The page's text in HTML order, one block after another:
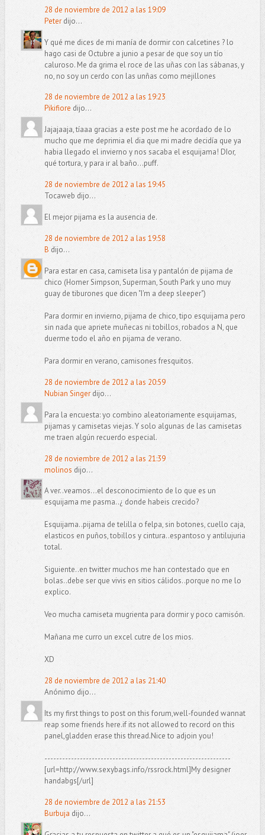
28 de noviembre de 2012 a las 19:09
Peterdijo...
Y qué me dices de mi manía de dormir con calcetines ? lo
hago casi de Octubre a junio a pesar de que soy un tío
caluroso. Me da grima el roce de las uñas con las sábanas, y
no, no soy un cerdo con las unñas como mejillones
28 de noviembre de 2012 a las 19:23
Pikifiore dijo...
Jajajaaja, tíaaa gracias a este post me he acordado de lo
mucho que me deprimia el dia que mi madre decidía que ya
habia llegado el invierno y nos sacaba el esquijama! DIor,
qué tortura, y para ir al baño...puff.
28 de noviembre de 2012 a las 19:45
Tocaweb dijo...
El mejor pijama es la ausencia de.
28 de noviembre de 2012 a las 19:58
B dijo...
Para estar en casa, camiseta lisa y pantalón de pijama de
chico (Homer Simpson, Superman, South Park y uno muy
guay de tiburones que dicen "I'm a deep sleeper")
Para dormir en invierno, pijama de chico, tipo esquijama pero
sin nada que apriete muñecas ni tobillos, robados a N, que
duerme todo el año en pijama de verano.
Para dormir en verano, camisones fresquitos.
28 de noviembre de 2012 a las 20:59
Nubian Singerdijo...
Para la encuesta: yo combino aleatoriamente esquijamas,
pijamas y camisetas viejas. Y solo algunas de las camisetas
me traen algún recuerdo especial.
28 de noviembre de 2012 a las 21:39
molinos dijo...
A ver..veamos...el desconocimiento de lo que es un
esquijama me pasma..¿ donde habeis crecido?
Esquijama..pijama de telilla o felpa, sin botones, cuello caja,
elasticos en puños, tobillos y cintura..espantoso y antilujuria
total.
Siguiente..en twitter muchos me han contestado que en
bolas..debe ser que vivis en sitios cálidos..porque no me lo
explico.
Veo mucha camiseta mugrienta para dormir y poco camisón.
Mañana me curro un excel cutre de los mios.
XD
28 de noviembre de 2012 a las 21:40
Anónimo dijo...
Its my first things to post on this forum,well-founded wannat
reap some friends here.if its not allowed to record on this
panel,gladden erase this thread.Nice to adjoin you!
---------------------------------------------------------------
[url=http://www.sexybags.info/rssrock.html]My designer
handabgs[/url]
28 de noviembre de 2012 a las 21:53
Burbuja dijo...